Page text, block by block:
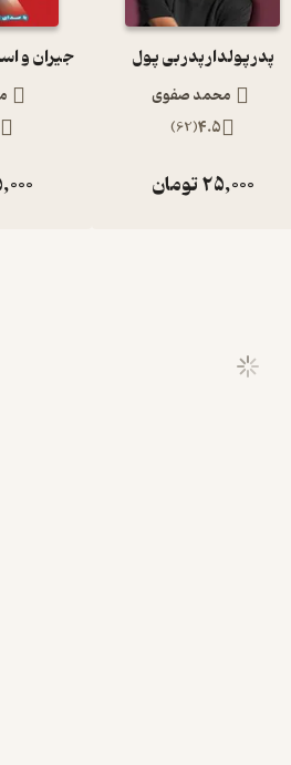
پدر پولدار پدر بی پول
محمد صفوی
4.5
(
62
)
25,000تومان